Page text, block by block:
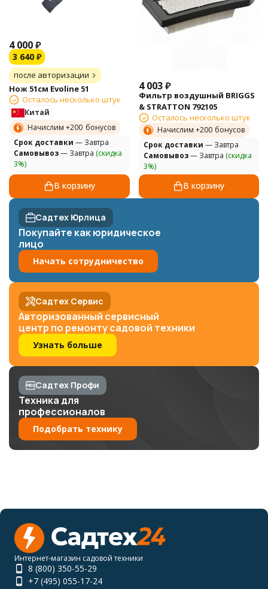
4 000₽
3 640 ₽
после авторизации
Нож 51см Evoline 51
Осталось несколько штук
Китай
Начислим +200 бонусов
Cрок доставки — Завтра
Самовывоз— Завтра (скидка
3%)
В корзину
4 003 ₽
Фильтр воздушный BRIGGS
& STRATTON 792105
Осталось несколько штук
Начислим +200 бонусов
Cрок доставки — Завтра
Самовывоз— Завтра (скидка
3%)
В корзину
Садтех Юрлица
Покупайте как юридическое
лицо
Начать сотрудничество
Садтех Сервис
Авторизованный сервисный
центр по ремонту садовой техники
Узнать больше
Садтех Профи
Техника для
профессионалов
Подобрать технику
Интернет-магазин садовой техники
8 (800) 350-55-29
+7 (495) 055-17-24